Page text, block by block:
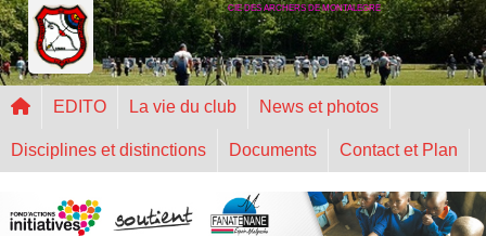
CIE DES ARCHERS DE MONTALEGRE
EDITO La vie du club News et photos
Disciplines et distinctions Documents Contact et Plan
Panneau de gestion des cookies